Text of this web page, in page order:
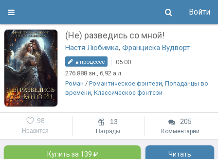
Войти
(Не) разведись со мной!
Настя Любимка, Франциска Вудворт
в процессе
05:00
276 888 зн., 6,92 а.л.
Роман / Романтическое фэнтези, Попаданцы во
времени, Классическое фэнтези
Нравится
98 13
Награды
205
Комментарии
Купить за 139 ₽ Читать